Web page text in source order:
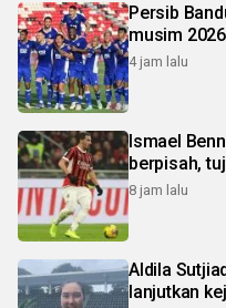
Persib
musim
4 jam lalu
Ismael
berpisah,
8 jam lalu
Aldila
lanjutkan